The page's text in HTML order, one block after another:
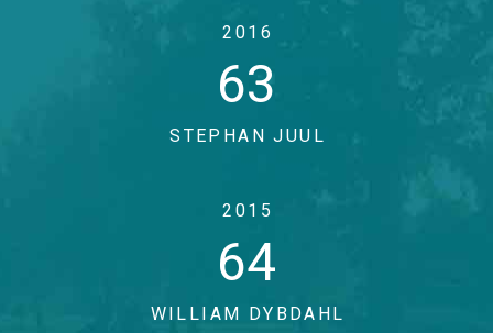
2016
63
STEPHAN JUUL
2015
64
WILLIAM DYBDAHL